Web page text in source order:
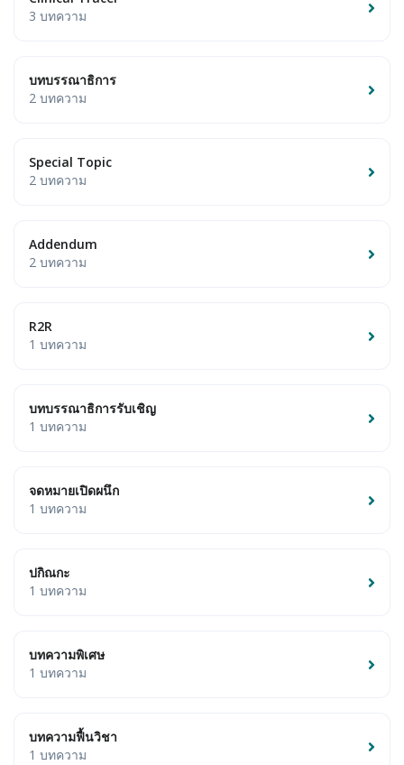
3 บทความ
บทบรรณาธิการ
2 บทความ
Special Topic
2 บทความ
Addendum
2 บทความ
R2R
1 บทความ
บทบรรณาธิการรับเชิญ
1 บทความ
จดหมายเปิดผนึก
1 บทความ
ปกิณกะ
1 บทความ
บทความพิเศษ
1 บทความ
บทความฟื้นวิชา
1 บทความ